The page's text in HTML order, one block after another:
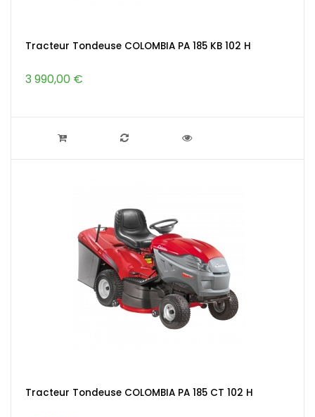
Tracteur Tondeuse COLOMBIA PA 185 KB 102 H
3 990,00 €
Tracteur Tondeuse COLOMBIA PA 185 CT 102 H